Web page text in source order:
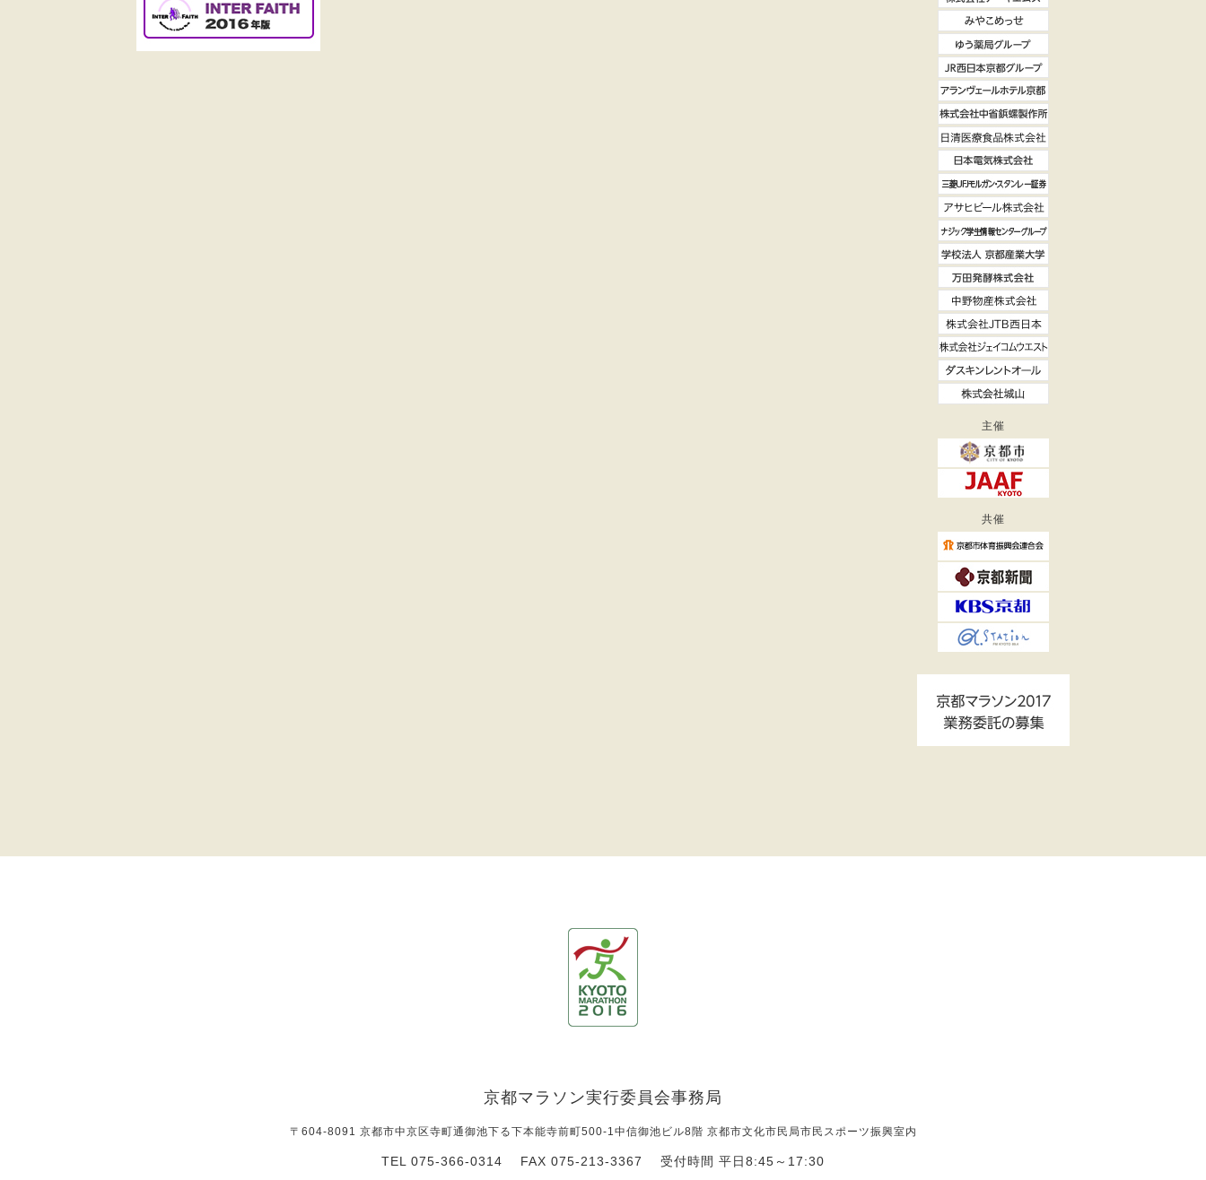
主催
共催
京都マラソン実行委員会事務局
〒604-8091 京都市中京区寺町通御池下る下本能寺前町500-1中信御池ビル8階 京都市文化市民局市民スポーツ振興室内
TEL 075-366-0314 FAX 075-213-3367 受付時間 平日8:45～17:30